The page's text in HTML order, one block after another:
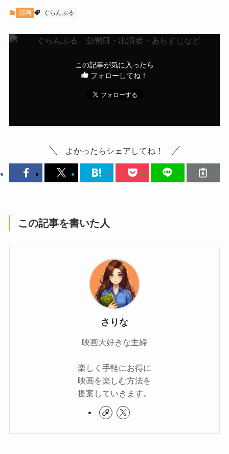
邦画 ぐらんぶる
この記事が気に入ったら
フォローしてね！
よかったらシェアしてね！
この記事を書いた人
さりな
映画大好きな主婦
楽しく手軽にお得に
映画を楽しむ方法を
提案していきます。